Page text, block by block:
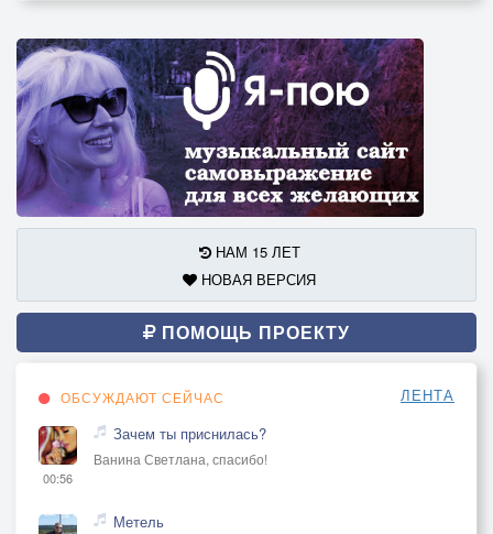
НАМ 15 ЛЕТ
НОВАЯ ВЕРСИЯ
ПОМОЩЬ ПРОЕКТУ
ОБСУЖДАЮТ СЕЙЧАС ЛЕНТА
00:56
Зачем ты приснилась?
Ванина Светлана, спасибо!
Метель